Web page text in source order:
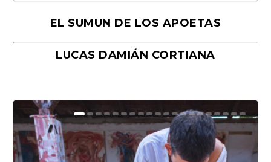
EL SUMUN DE LOS APOETAS
LUCAS DAMIÁN CORTIANA